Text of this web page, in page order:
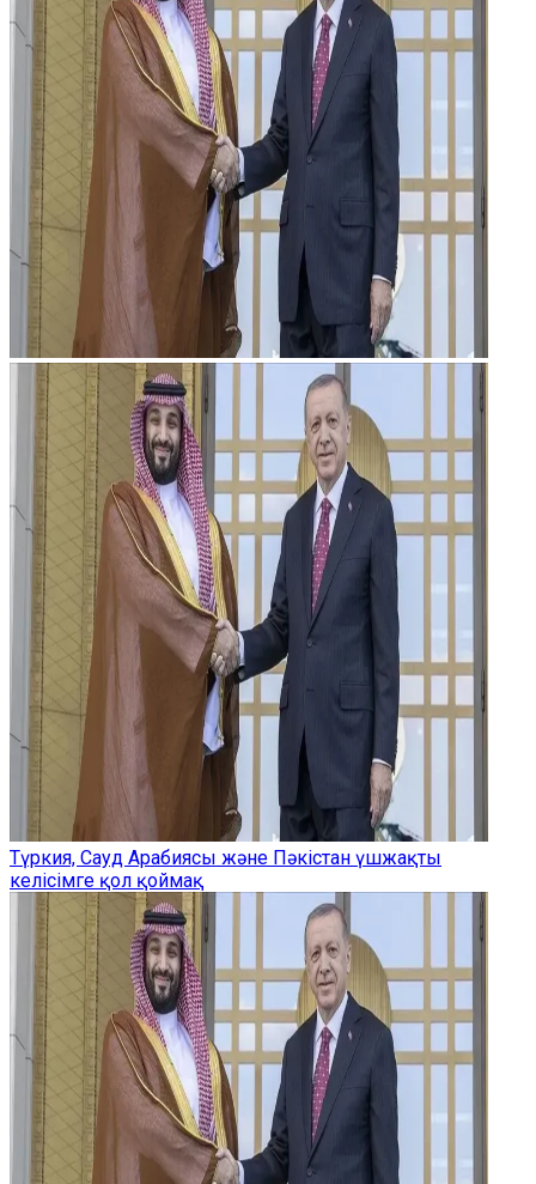
Түркия, Сауд Арабиясы және Пәкістан үшжақты
келісімге қол қоймақ